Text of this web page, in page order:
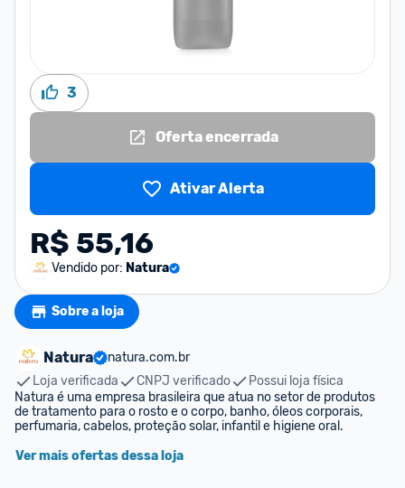
3
Oferta encerrada
Ativar Alerta
R$ 55,16
Vendido por: Natura
Sobre a loja
Natura
natura.com.br
Loja verificada
CNPJ verificado
Possui loja física
Natura é uma empresa brasileira que atua no setor de produtos
de tratamento para o rosto e o corpo, banho, óleos corporais,
perfumaria, cabelos, proteção solar, infantil e higiene oral.
Ver mais ofertas dessa loja